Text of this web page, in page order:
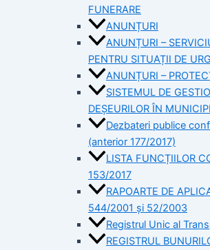
FUNERARE
ANUNȚURI
ANUNȚURI –
PENTRU SITUAȚII DE
ANUNȚURI –
SISTEMUL DE
DEȘEURILOR ÎN
Dezbateri publice
(anterior 177/2017)
LISTA FUNCȚIILOR
153/2017
RAPOARTE DE
544/2001 și 52/2003
Registrul Unic al
REGISTRUL